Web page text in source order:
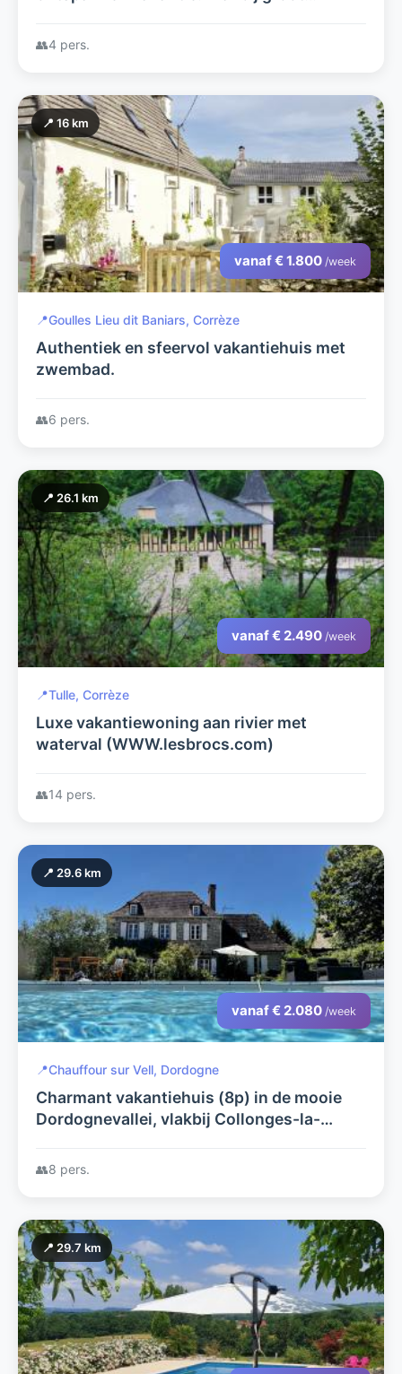
👥4 pers.
📍 16 km
vanaf € 1.800 /week
📍Goulles Lieu dit Baniars, Corrèze
Authentiek en sfeervol vakantiehuis met
zwembad.
👥6 pers.
📍 26.1 km
vanaf € 2.490 /week
📍Tulle, Corrèze
Luxe vakantiewoning aan rivier met
waterval (WWW.lesbrocs.com)
👥14 pers.
📍 29.6 km
vanaf € 2.080 /week
📍Chauffour sur Vell, Dordogne
Charmant vakantiehuis (8p) in de mooie
Dordognevallei, vlakbij Collonges-la-
👥8 pers.
📍 29.7 km